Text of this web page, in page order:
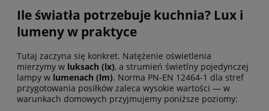
Ile światła potrzebuje kuchnia? Lux i
lumeny w praktyce
Tutaj zaczyna się konkret. Natężenie oświetlenia
mierzymy w luksach (lx), a strumień świetlny pojedynczej
lampy w lumenach (lm). Norma PN-EN 12464-1 dla stref
przygotowania posiłków zaleca wysokie wartości — w
warunkach domowych przyjmujemy poniższe poziomy: